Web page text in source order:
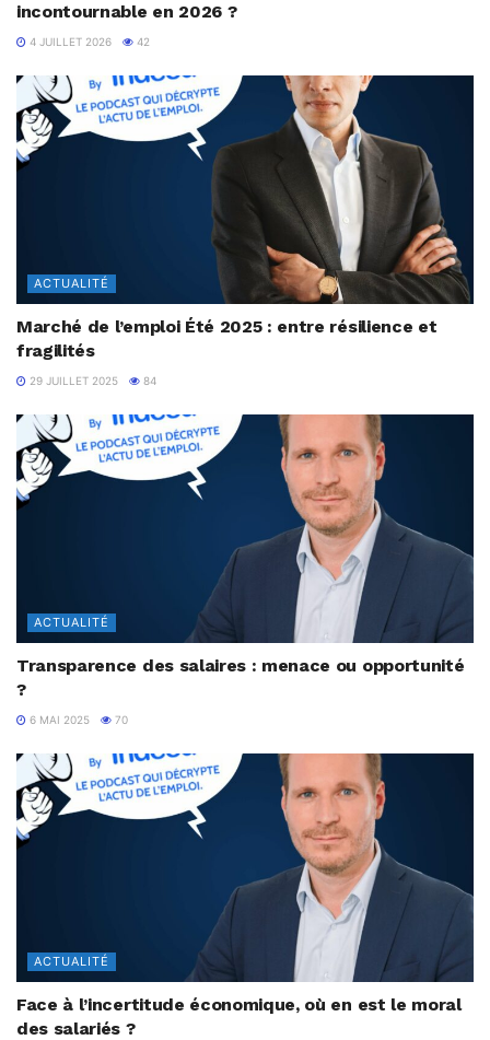
incontournable en 2026 ?
4 JUILLET 2026 42
ACTUALITÉ
Marché de l’emploi Été 2025 : entre résilience et
fragilités
29 JUILLET 2025 84
ACTUALITÉ
Transparence des salaires : menace ou opportunité
?
6 MAI 2025 70
ACTUALITÉ
Face à l’incertitude économique, où en est le moral
des salariés ?